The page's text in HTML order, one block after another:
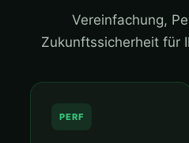
Vereinfachung,
Zukunftssicherheit für
PERF